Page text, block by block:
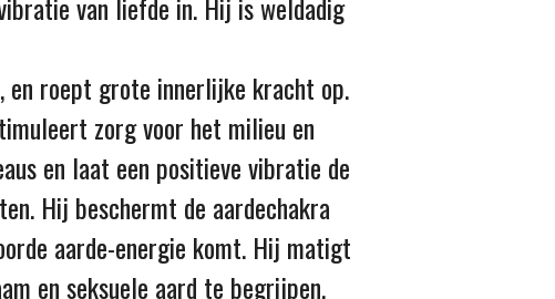
en roept grote innerlijke kracht op.
zorg voor het milieu en
en laat een positieve vibratie de
Hij beschermt de aardechakra
aarde-energie komt. Hij matigt
en seksuele aard te begrijpen.